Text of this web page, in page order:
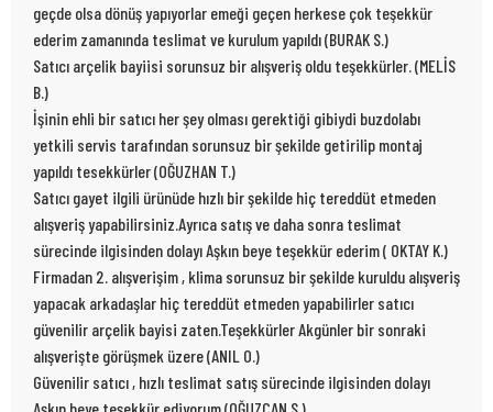
geçde olsa dönüş yapıyorlar emeği geçen herkese çok teşekkür
ederim zamanında teslimat ve kurulum yapıldı (BURAK S.)
Satıcı arçelik bayiisi sorunsuz bir alışveriş oldu teşekkürler. (MELİS
B.)
İşinin ehli bir satıcı her şey olması gerektiği gibiydi buzdolabı
yetkili servis tarafından sorunsuz bir şekilde getirilip montaj
yapıldı tesekkürler (OĞUZHAN T.)
Satıcı gayet ilgili ürünüde hızlı bir şekilde hiç tereddüt etmeden
alışveriş yapabilirsiniz.Ayrıca satış ve daha sonra teslimat
sürecinde ilgisinden dolayı Aşkın beye teşekkür ederim ( OKTAY K.)
Firmadan 2. alışverişim , klima sorunsuz bir şekilde kuruldu alışveriş
yapacak arkadaşlar hiç tereddüt etmeden yapabilirler satıcı
güvenilir arçelik bayisi zaten.Teşekkürler Akgünler bir sonraki
alışverişte görüşmek üzere (ANIL O.)
Güvenilir satıcı , hızlı teslimat satış sürecinde ilgisinden dolayı